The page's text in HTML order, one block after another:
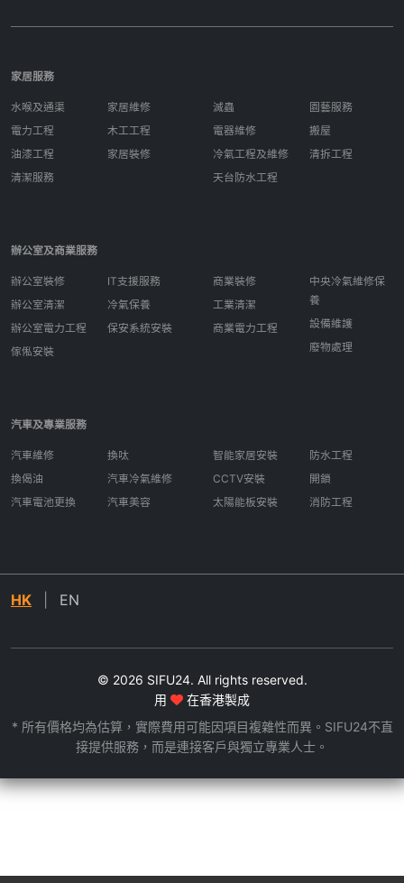
家居服務
水喉及通渠
電力工程
油漆工程
清潔服務
家居維修
木工工程
家居裝修
滅蟲
電器維修
冷氣工程及維修
天台防水工程
園藝服務
搬屋
清拆工程
辦公室及商業服務
辦公室裝修
辦公室清潔
辦公室電力工程
傢俬安裝
IT支援服務
冷氣保養
保安系統安裝
商業裝修
工業清潔
商業電力工程
中央冷氣維修保
養
設備維護
廢物處理
汽車及專業服務
汽車維修
換偈油
汽車電池更換
換呔
汽車冷氣維修
汽車美容
智能家居安裝
CCTV安裝
太陽能板安裝
防水工程
開鎖
消防工程
HK EN
© 2026 SIFU24. All rights reserved.
用
在香港製成
* 所有價格均為估算，實際費用可能因項目複雜性而異。SIFU24不直
接提供服務，而是連接客戶與獨立專業人士。